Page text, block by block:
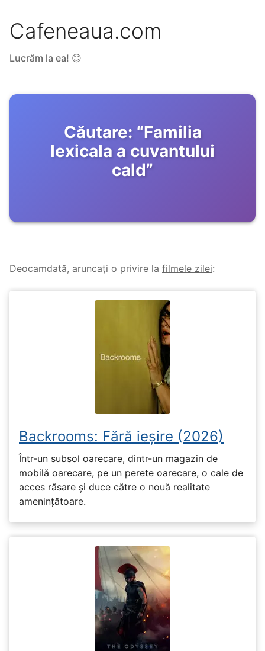
Cafeneaua.com
Lucrăm la ea! 😊
Căutare: “Familia
lexicala a cuvantului
cald”
Deocamdată, aruncați o privire la filmele zilei:
Backrooms: Fără ieșire (2026)
Într-un subsol oarecare, dintr-un magazin de
mobilă oarecare, pe un perete oarecare, o cale de
acces răsare și duce către o nouă realitate
amenințătoare.